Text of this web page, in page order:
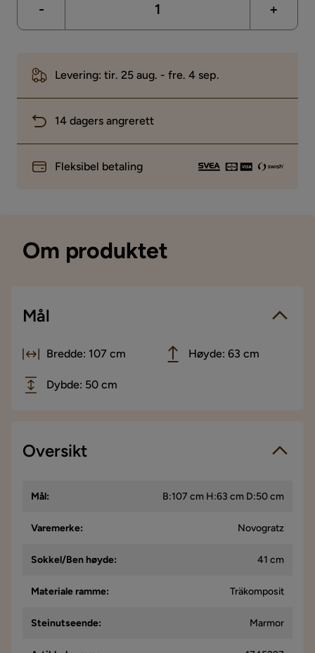
- +
Levering: tir. 25 aug. - fre. 4 sep.
14 dagers angrerett
Fleksibel betaling
Om produktet
Mål
Bredde: 107 cm Høyde: 63 cm
Dybde: 50 cm
Oversikt
Mål: B:107 cm H:63 cm D:50 cm
Varemerke: Novogratz
Sokkel/Ben høyde: 41 cm
Materiale ramme: Träkomposit
Steinutseende: Marmor